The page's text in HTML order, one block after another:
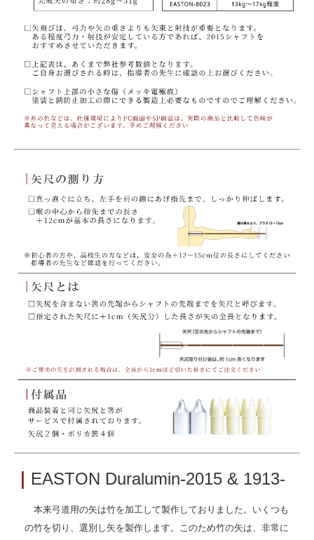
EASTON Duralumin-2015 & 1913-
本来弓道用の矢は竹を加工して製作しておりました。いくつも
の竹を切り、選別し矢を製作します。このため竹の矢は、非常に